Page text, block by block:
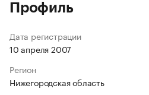
Профиль
Дата регистрации
10 апреля 2007
Регион
Нижегородская область